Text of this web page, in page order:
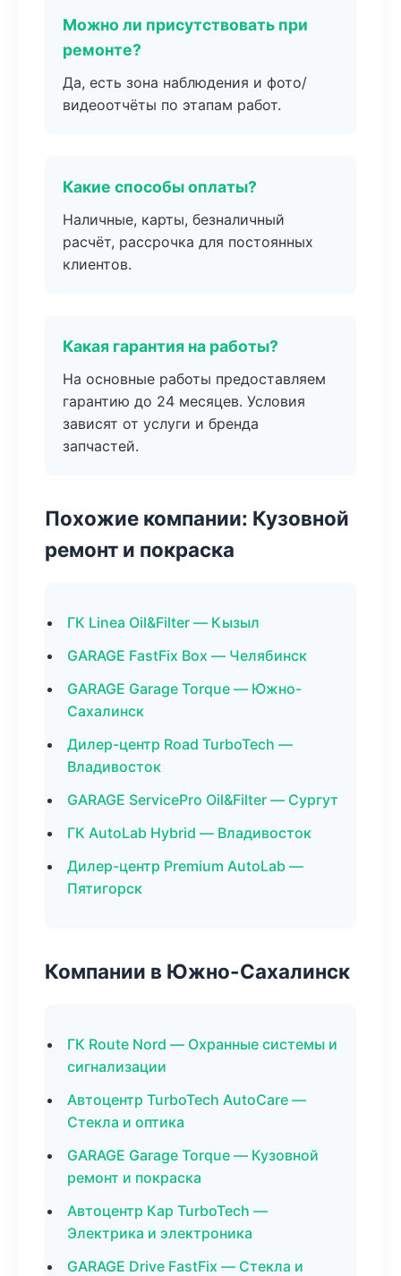
Можно ли присутствовать при
ремонте?
Да, есть зона наблюдения и фото/
видеоотчёты по этапам работ.
Какие способы оплаты?
Наличные, карты, безналичный
расчёт, рассрочка для постоянных
клиентов.
Какая гарантия на работы?
На основные работы предоставляем
гарантию до 24 месяцев. Условия
зависят от услуги и бренда
запчастей.
Похожие компании: Кузовной
ремонт и покраска
ГК Linea Oil&Filter — Кызыл
GARAGE FastFix Box — Челябинск
GARAGE Garage Torque — Южно-
Сахалинск
Дилер-центр Road TurboTech —
Владивосток
GARAGE ServicePro Oil&Filter — Сургут
ГК AutoLab Hybrid — Владивосток
Дилер-центр Premium AutoLab —
Пятигорск
Компании в Южно-Сахалинск
ГК Route Nord — Охранные системы и
сигнализации
Автоцентр TurboTech AutoCare —
Стекла и оптика
GARAGE Garage Torque — Кузовной
ремонт и покраска
Автоцентр Кар TurboTech —
Электрика и электроника
GARAGE Drive FastFix — Стекла и